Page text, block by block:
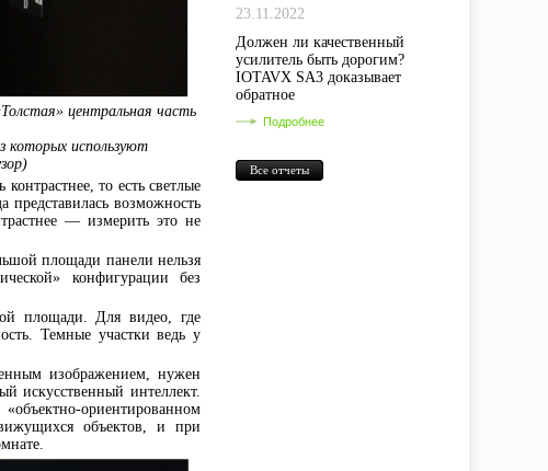
центральная часть
которых используют
то есть светлые
представилась возможность
— измерить это не
площади панели нельзя
конфигурации без
площади. Для видео, где
Темные участки ведь у
изображением, нужен
искусственный интеллект.
ориентированном
объектов, и при
23.11.2022
Должен ли качественный
усилитель быть дорогим?
IOTAVX SA3 доказывает
обратное
Подробнее
Все отчеты